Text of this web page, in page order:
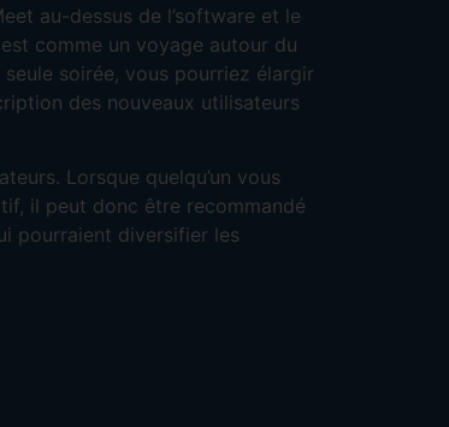
au-dessus de l’software et le
comme un voyage autour du
soirée, vous pourriez élargir
des nouveaux utilisateurs
Lorsque quelqu’un vous
il peut donc être recommandé
pourraient diversifier les